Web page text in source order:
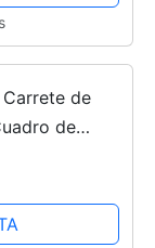
de
de
para